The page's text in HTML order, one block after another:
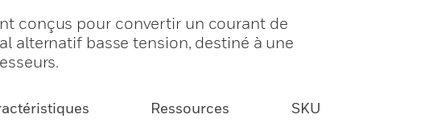
conçus pour convertir un courant de
alternatif basse tension, destiné à une
Ressources SKU